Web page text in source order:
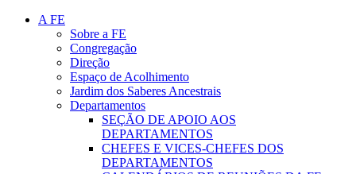
A FE
Sobre a FE
Congregação
Direção
Espaço de Acolhimento
Jardim dos Saberes Ancestrais
Departamentos
SEÇÃO DE APOIO AOS
DEPARTAMENTOS
CHEFES E VICES-CHEFES DOS
DEPARTAMENTOS